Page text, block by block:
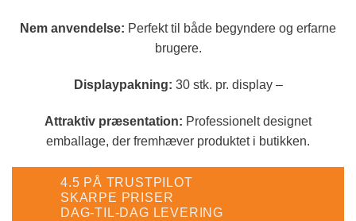
Nem anvendelse: Perfekt til både begyndere og erfarne
brugere.
Displaypakning: 30 stk. pr. display –
Attraktiv præsentation: Professionelt designet
emballage, der fremhæver produktet i butikken.
4.5 PÅ TRUSTPILOT
SKARPE PRISER
DAG-TIL-DAG LEVERING